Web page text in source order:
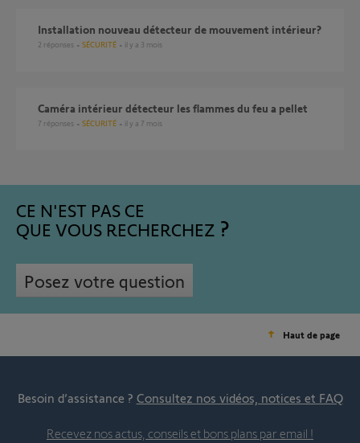
installation nouveau détecteur de mouvement intérieur?
2 réponses SÉCURITÉ il y a 3 mois
Caméra intérieur détecteur les flammes du feu a pellet
7 réponses SÉCURITÉ il y a 7 mois
CE N'EST PAS CE
QUE VOUS RECHERCHEZ
Posez votre question
Haut de page
Besoin d’assistance ? Consultez nos vidéos, notices et FAQ
Recevez nos actus, conseils et bons plans par email !